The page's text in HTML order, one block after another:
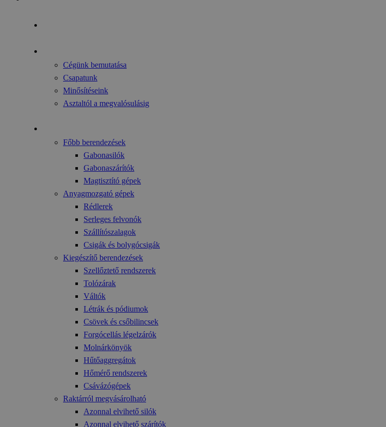
Cégünk bemutatása
Csapatunk
Minősítéseink
Asztaltól a megvalósulásig
Főbb berendezések
Gabonasilók
Gabonaszárítók
Magtisztító gépek
Anyagmozgató gépek
Rédlerek
Serleges felvonók
Szállítószalagok
Csigák és bolygócsigák
Kiegészítő berendezések
Szellőztető rendszerek
Tolózárak
Váltók
Létrák és pódiumok
Csövek és csőbilincsek
Forgócellás légelzárók
Molnárkönyök
Hűtőaggregátok
Hőmérő rendszerek
Csávázógépek
Raktárról megvásárolható
Azonnal elvihető silók
Azonnal elvihető szárítók